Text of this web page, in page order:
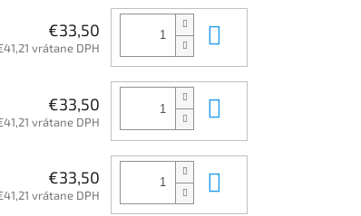
€33,50
vrátane DPH
€33,50
vrátane DPH
€33,50
vrátane DPH